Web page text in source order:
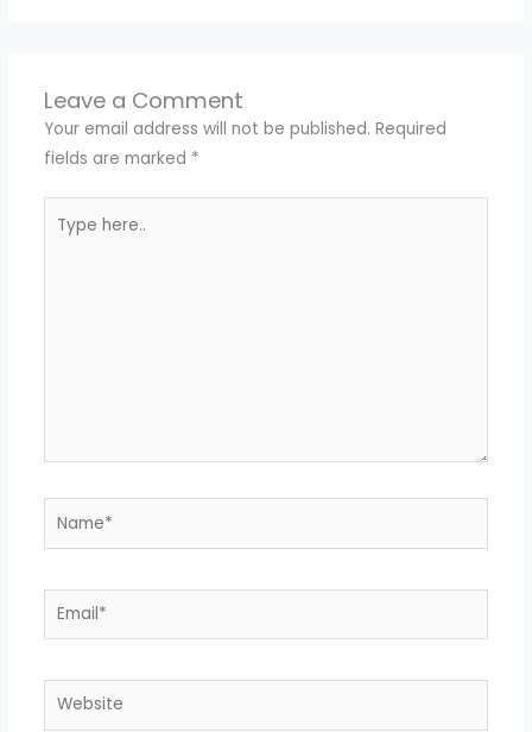
Leave a Comment
Your email address will not be published. Required
fields are marked *
here..
Name*
Email*
Website